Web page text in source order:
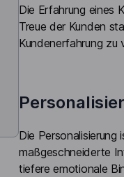
Die Erfahrung eines
Treue der Kunden
Kundenerfahrung zu
Die
maßgeschneiderte
tiefere emotionale